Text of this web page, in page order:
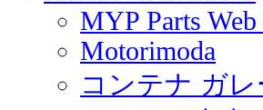
MYP Parts Web
Motorimoda
コンテナ ガレ